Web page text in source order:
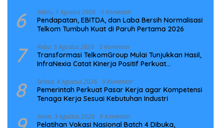
6 Sabtu, 1 Agustus 2026 0 Komentar
Pendapatan, EBITDA, dan Laba Bersih Normalisasi
Telkom Tumbuh Kuat di Paruh Pertama 2026
7 Rabu, 5 Agustus 2026 0 Komentar
Transformasi TelkomGroup Mulai Tunjukkan Hasil,
InfraNexia Catat Kinerja Positif Perkuat
8 Selasa, 4 Agustus 2026 0 Komentar
Pemerintah Perkuat Pasar Kerja agar Kompetensi
Tenaga Kerja Sesuai Kebutuhan Industri
Senin, 3 Agustus 2026 0 Komentar
Pelatihan Vokasi Nasional Batch 4 Dibuka,